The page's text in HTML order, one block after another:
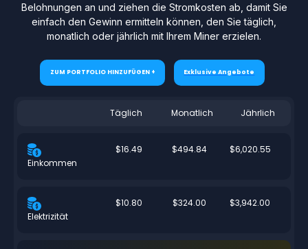
Belohnungen an und ziehen die Stromkosten ab, damit Sie
einfach den Gewinn ermitteln können, den Sie täglich,
monatlich oder jährlich mit Ihrem Miner erzielen.
ZUM PORTFOLIO HINZUFÜGEN + Exklusive Angebote
Täglich Monatlich Jährlich
Einkommen
$16.49 $494.84 $6,020.55
Elektrizität
$10.80 $324.00 $3,942.00